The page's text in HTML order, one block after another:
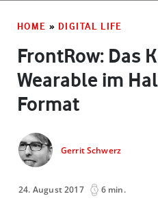
HOME » DIGITAL LIFE
FrontRow: Das
Wearable im
Format
Gerrit Schwerz
24. August 2017 6 min.